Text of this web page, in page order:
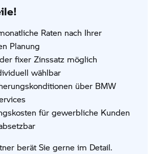
Raten nach Ihrer
Planung
fixer Zinssatz möglich
wählbar
über BMW
für gewerbliche Kunden
berät Sie gerne im Detail.